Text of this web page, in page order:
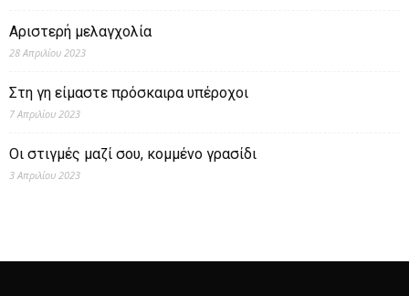
Αριστερή μελαγχολία
28 Απριλίου 2023
Στη γη είμαστε πρόσκαιρα υπέροχοι
7 Απριλίου 2023
Οι στιγμές μαζί σου, κομμένο γρασίδι
3 Απριλίου 2023